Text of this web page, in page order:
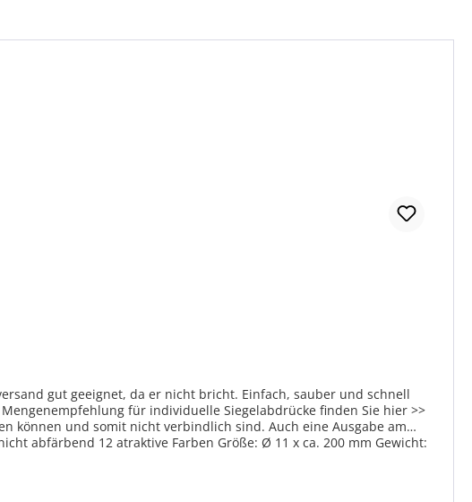
gut geeignet, da er nicht bricht. Einfach, sauber und schnell
für individuelle Siegelabdrücke finden Sie hier >>
können und somit nicht verbindlich sind. Auch eine Ausgabe am